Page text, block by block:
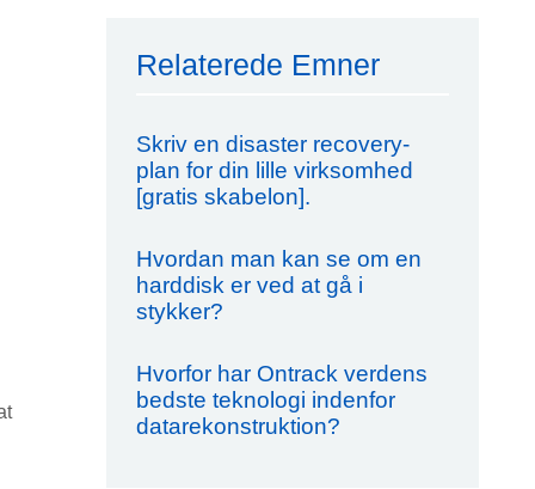
Relaterede Emner
Skriv en disaster recovery-
plan for din lille virksomhed
[gratis skabelon].
Hvordan man kan se om en
harddisk er ved at gå i
stykker?
Hvorfor har Ontrack verdens
bedste teknologi indenfor
datarekonstruktion?